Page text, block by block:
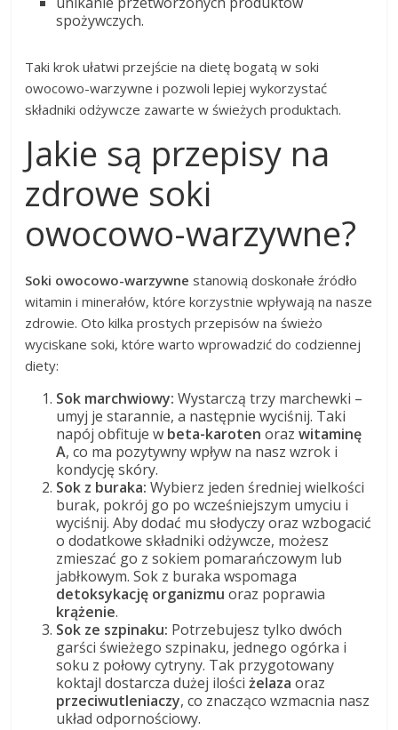
spożywczych.
Taki krok ułatwi przejście na dietę bogatą w soki
owocowo-warzywne i pozwoli lepiej wykorzystać
składniki odżywcze zawarte w świeżych produktach.
Jakie są przepisy na
zdrowe soki
owocowo-warzywne?
Soki owocowo-warzywne stanowią doskonałe źródło
witamin i minerałów, które korzystnie wpływają na nasze
zdrowie. Oto kilka prostych przepisów na świeżo
wyciskane soki, które warto wprowadzić do codziennej
diety:
Sok marchwiowy: Wystarczą trzy marchewki –
umyj je starannie, a następnie wyciśnij. Taki
napój obfituje w beta-karoten orazwitaminę
A, co ma pozytywny wpływ na nasz wzrok i
kondycję skóry.
Sok z buraka: Wybierz jeden średniej wielkości
burak, pokrój go po wcześniejszym umyciu i
wyciśnij. Aby dodać mu słodyczy oraz wzbogacić
o dodatkowe składniki odżywcze, możesz
zmieszać go z sokiem pomarańczowym lub
jabłkowym. Sok z buraka wspomaga
detoksykację organizmu oraz poprawia
krążenie.
Sok ze szpinaku: Potrzebujesz tylko dwóch
garści świeżego szpinaku, jednego ogórka i
soku z połowy cytryny. Tak przygotowany
koktajl dostarcza dużej ilościżelaza oraz
przeciwutleniaczy, co znacząco wzmacnia nasz
układ odpornościowy.